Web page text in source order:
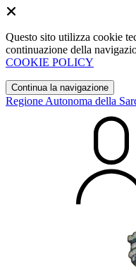
Questo sito utilizza cookie
continuazione della
COOKIE POLICY
Continua la navigazione
Regione Autonoma della